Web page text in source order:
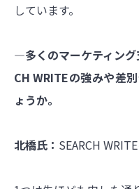
しています。
―多くのマーケティン
CH WRITEの強みや差
ょうか。
北橋氏： SEARCH